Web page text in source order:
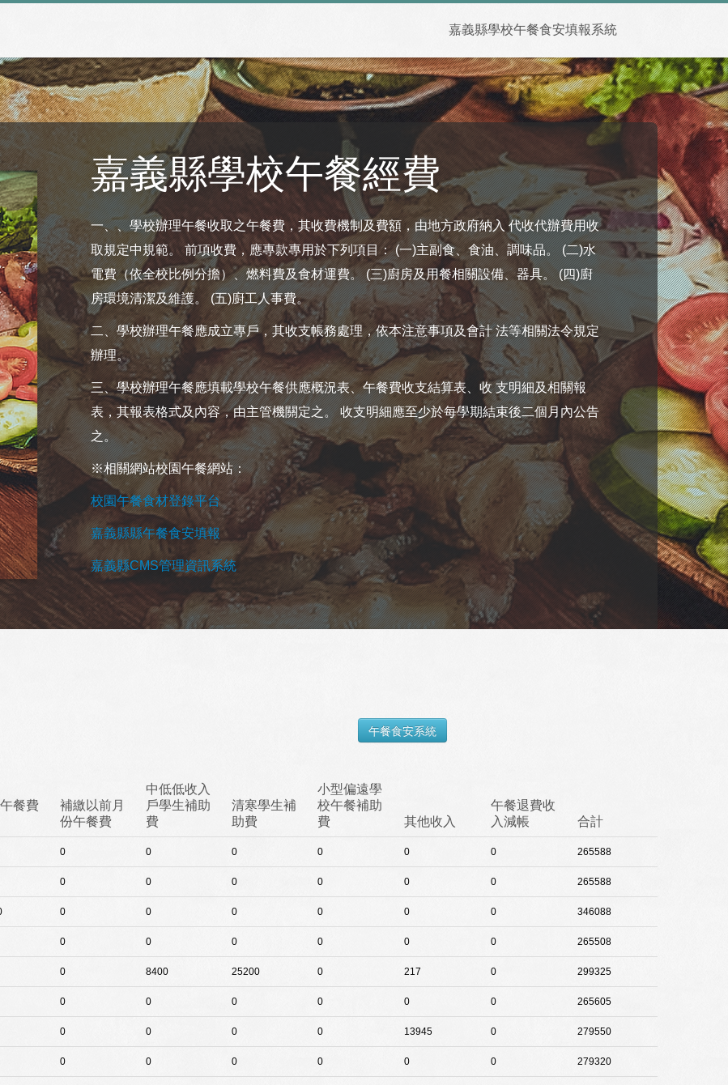
嘉義縣學校午餐食安填報系統
嘉義縣學校午餐經費
一、、學校辦理午餐收取之午餐費，其收費機制及費額，由地方政府納入 代收代辦費用收
取規定中規範。 前項收費，應專款專用於下列項目： (一)主副食、食油、調味品。 (二)水
電費（依全校比例分擔）、燃料費及食材運費。 (三)廚房及用餐相關設備、器具。 (四)廚
房環境清潔及維護。 (五)廚工人事費。
二、學校辦理午餐應成立專戶，其收支帳務處理，依本注意事項及會計 法等相關法令規定
辦理。
三、學校辦理午餐應填載學校午餐供應概況表、午餐費收支結算表、收 支明細及相關報
表，其報表格式及內容，由主管機關定之。 收支明細應至少於每學期結束後二個月內公告
之。
※相關網站校園午餐網站：
校園午餐食材登錄平台
嘉義縣縣午餐食安填報
嘉義縣CMS管理資訊系統
餐費
補繳以前月
份午餐費
中低低收入
戶學生補助
費
清寒學生補
助費
小型偏遠學
校午餐補助
費
其他收入
午餐退費收
入減帳
合計
0 0 0 0 0 0 265588
0 0 0 0 0 0 265588
0 0 0 0 0 0 346088
0 0 0 0 0 0 265508
0 8400 25200 0 217 0 299325
0 0 0 0 0 0 265605
0 0 0 0 13945 0 279550
0 0 0 0 0 0 279320